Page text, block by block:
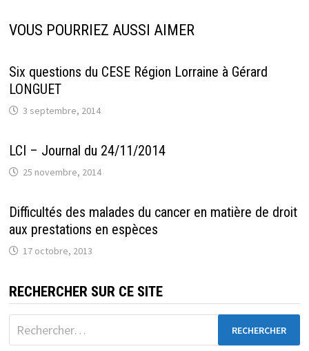
VOUS POURRIEZ AUSSI AIMER
Six questions du CESE Région Lorraine à Gérard
LONGUET
3 septembre, 2014
LCI – Journal du 24/11/2014
25 novembre, 2014
Difficultés des malades du cancer en matière de droit
aux prestations en espèces
17 octobre, 2013
RECHERCHER SUR CE SITE
Rechercher :